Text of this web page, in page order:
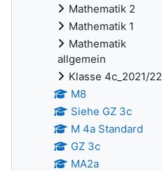
Mathematik 2
Mathematik 1
Mathematik
allgemein
Klasse 4c_2021/22
M8
Siehe GZ 3c
M 4a Standard
GZ 3c
MA2a